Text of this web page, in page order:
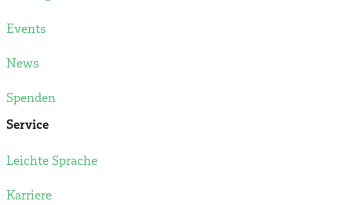
Events
News
Spenden
Service
Leichte Sprache
Karriere